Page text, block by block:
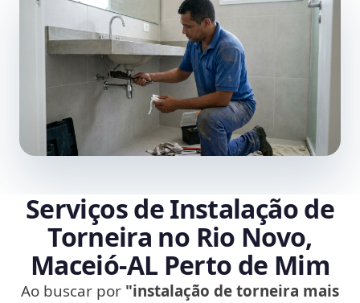
Serviços de Instalação de
Torneira no Rio Novo,
Maceió‑AL Perto de Mim
Ao buscar por "instalação de torneira mais